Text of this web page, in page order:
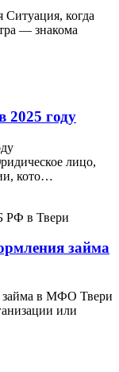
когда
— знакома
2025 году
лицо,
кото…
РФ в Твери
займа
займа в МФО Твери
или